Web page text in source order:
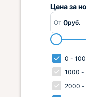
Цена за
От 0руб.
0 -
1000 -
2000 -